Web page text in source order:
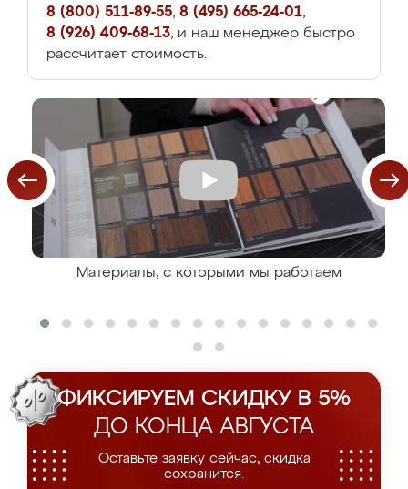
8 (800) 511-89-55, 8 (495) 665-24-01,
8 (926) 409-68-13, и наш менеджер быстро
рассчитает стоимость.
Материалы, с которыми мы работаем
ФИКСИРУЕМ СКИДКУ В 5%
ДО КОНЦА АВГУСТА
Оставьте заявку сейчас, скидка
сохранится.